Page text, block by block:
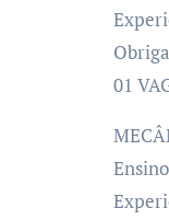
01